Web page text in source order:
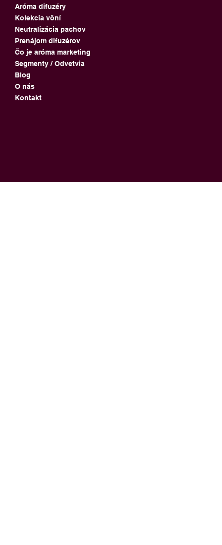
Aróma difuzéry
Kolekcia vôní
Neutralizácia pachov
Prenájom difuzérov
Čo je aróma marketing
Segmenty / Odvetvia
Blog
O nás
Kontakt